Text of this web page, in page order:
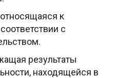
к
с
результаты
находящейся в